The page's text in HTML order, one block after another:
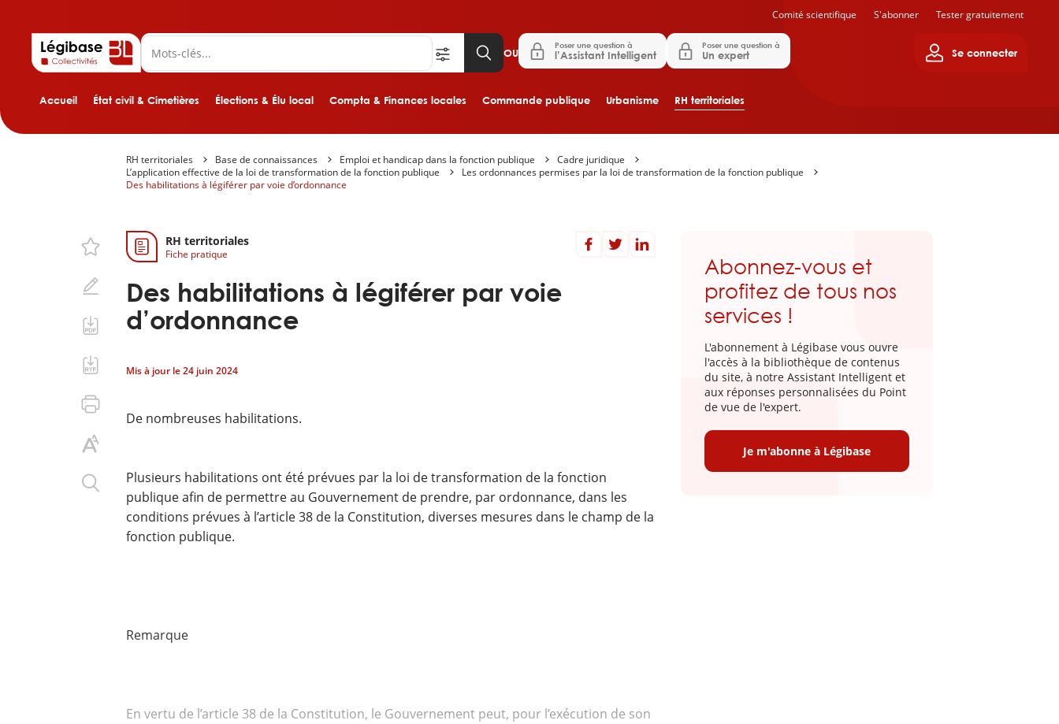
Aller au contenu principal
Accueil État civil & Cimetières Élections & Élu local Compta & Finances locales Commande publique Urbanisme RH territoriales
OU
Poser une question à
l’Assistant Intelligent
Poser une question à
Un expert Se connecter
Comité scientifique S'abonner Tester gratuitement
RH territoriales Base de connaissances Emploi et handicap dans la fonction publique
Cadre juridique
L’application effective de la loi de transformation de la fonction publique
Les ordonnances permises par la loi de transformation de la fonction publique
Des habilitations à légiférer par voie d’ordonnance
RH territoriales
Fiche pratique
Des habilitations à légiférer par voie
d’ordonnance
Mis à jour le24 juin 2024
De nombreuses habilitations.
Plusieurs habilitations ont été prévues par la loi de transformation de la fonction
publique afin de permettre au Gouvernement de prendre, par ordonnance, dans les
conditions prévues à l’article 38 de la Constitution, diverses mesures dans le champ de la
fonction publique.
Remarque
En vertu de l’article 38 de la Constitution, le Gouvernement peut, pour l’exécution de son
Abonnez-vous et
profitez de tous nos
services !
L'abonnement à Légibase vous ouvre
l'accès à la bibliothèque de contenus
du site, à notre Assistant Intelligent et
aux réponses personnalisées du Point
de vue de l'expert.
Je m'abonne à Légibase